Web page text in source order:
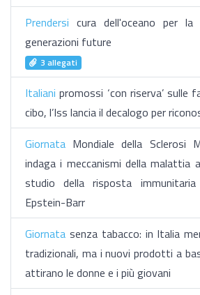
Prendersi cura dell'oceano per la
generazioni future
3 allegati
Italiani promossi ‘con riserva’ sulle
cibo, l’Iss lancia il decalogo per
Giornata Mondiale della Sclerosi
indaga i meccanismi della malattia
studio della risposta
Epstein-Barr
Giornata senza tabacco: in Italia
tradizionali, ma i nuovi prodotti a
attirano le donne e i più giovani